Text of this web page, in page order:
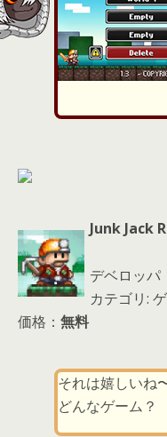
Junk Jack
デベロッパ
カテゴリ:
価格： 無料
それは嬉しいね
どんなゲーム？